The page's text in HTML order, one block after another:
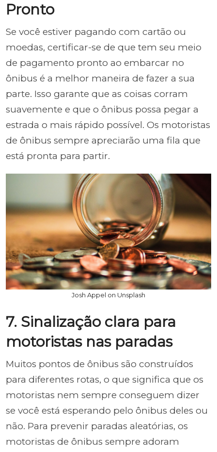
Pronto
Se você estiver pagando com cartão ou
moedas, certificar-se de que tem seu meio
de pagamento pronto ao embarcar no
ônibus é a melhor maneira de fazer a sua
parte. Isso garante que as coisas corram
suavemente e que o ônibus possa pegar a
estrada o mais rápido possível. Os motoristas
de ônibus sempre apreciarão uma fila que
está pronta para partir.
Josh Appel on Unsplash
7. Sinalização clara para
motoristas nas paradas
Muitos pontos de ônibus são construídos
para diferentes rotas, o que significa que os
motoristas nem sempre conseguem dizer
se você está esperando pelo ônibus deles ou
não. Para prevenir paradas aleatórias, os
motoristas de ônibus sempre adoram